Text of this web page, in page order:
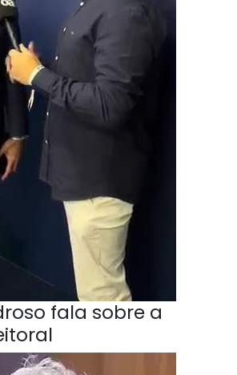
fala sobre a